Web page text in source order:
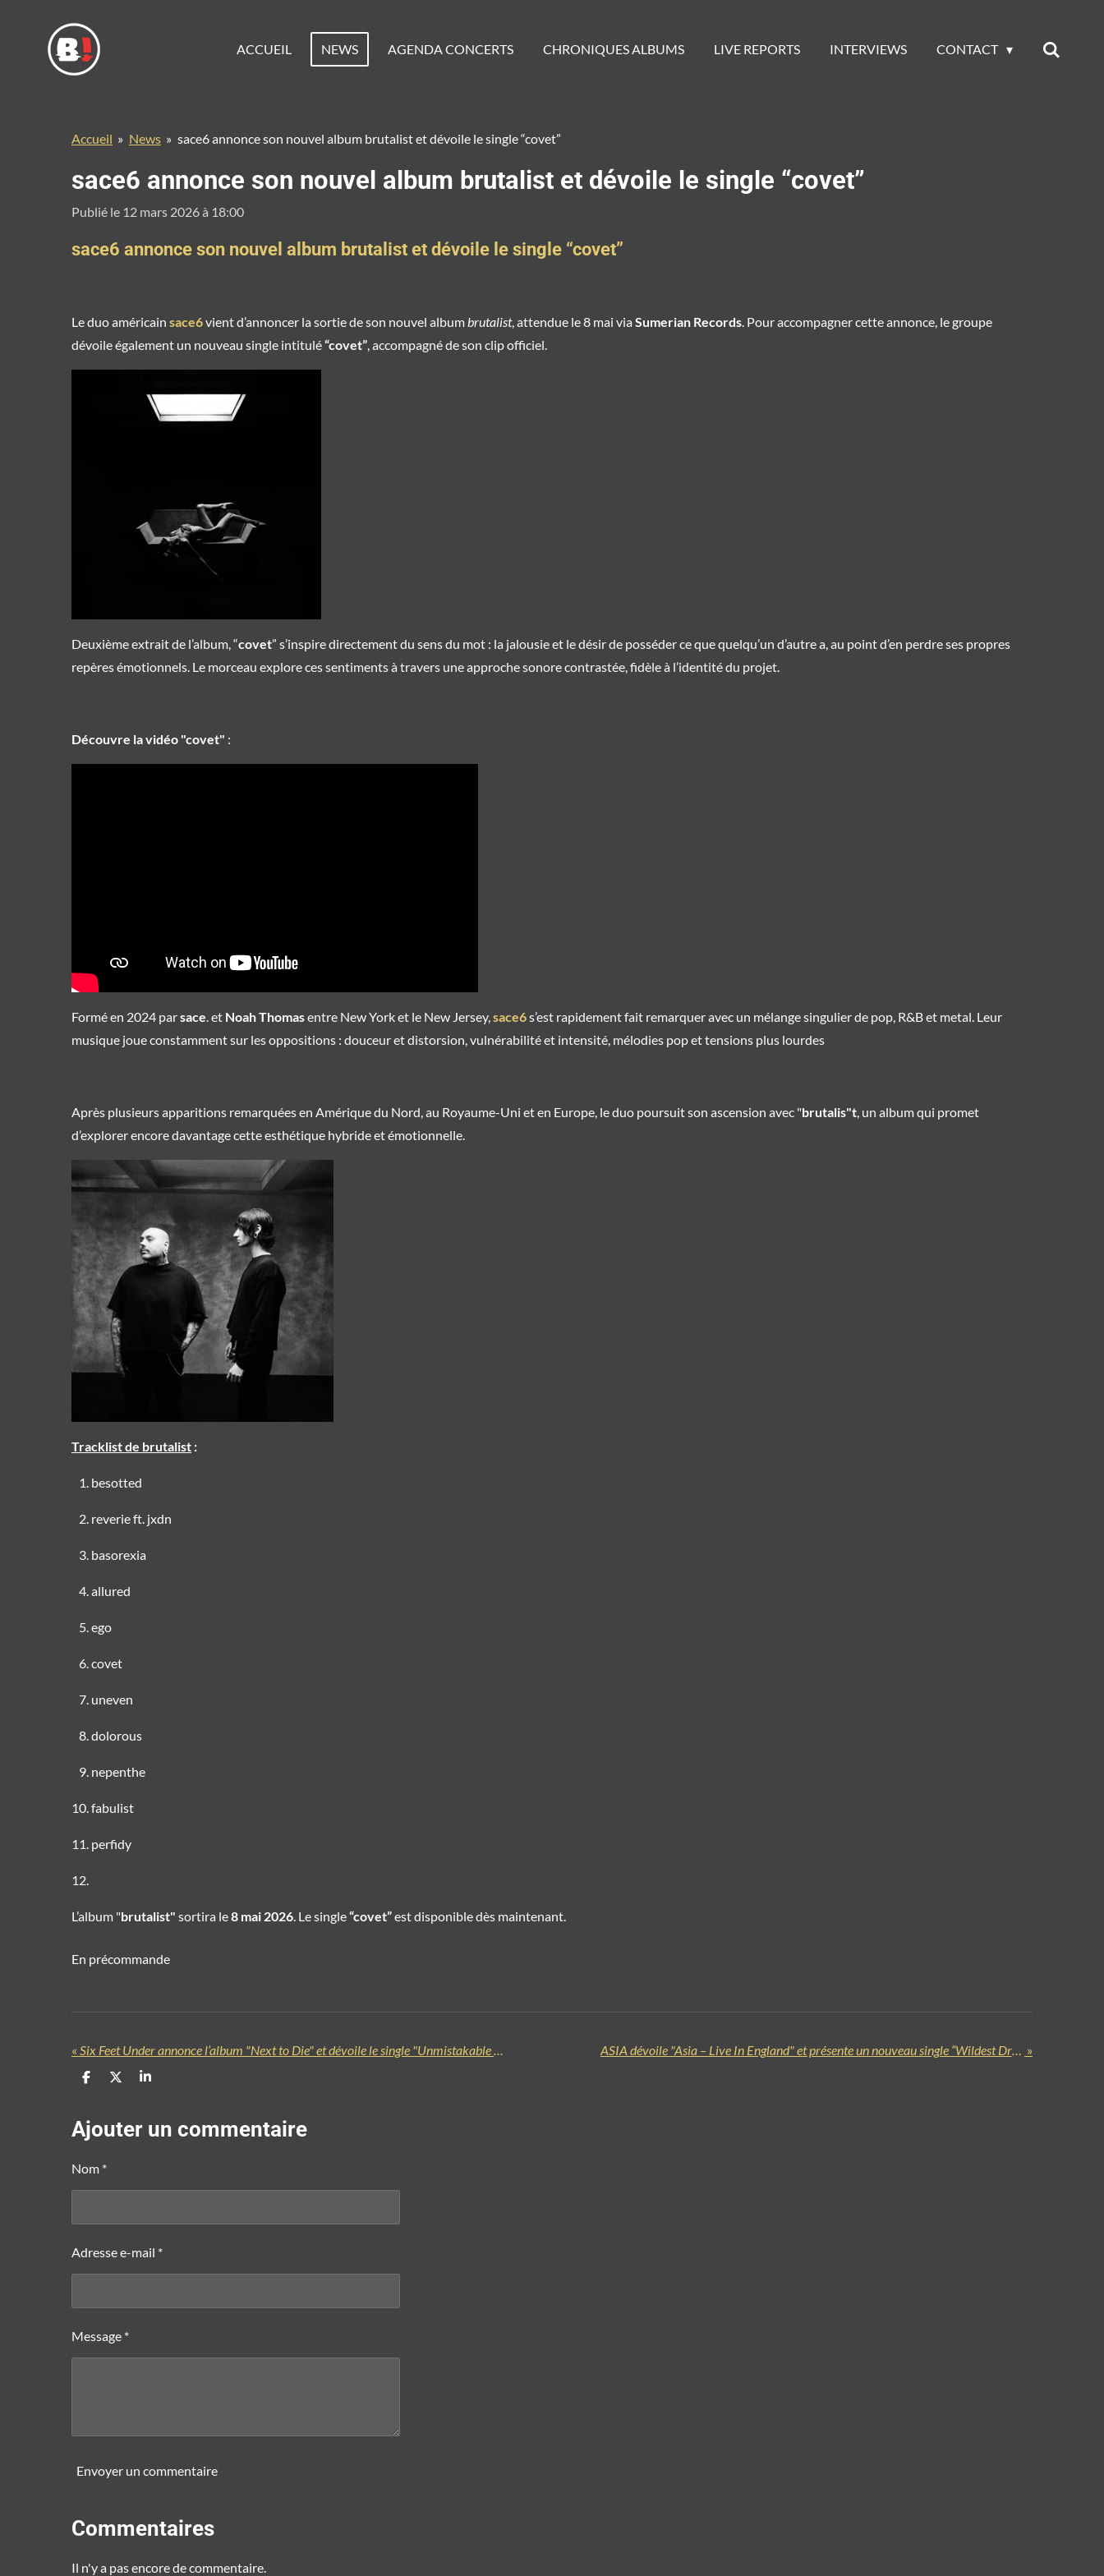
contenu
ACCUEIL NEWS AGENDA CONCERTS CHRONIQUES ALBUMS LIVE REPORTS INTERVIEWS CONTACT
Accueil » News » sace6 annonce son nouvel album brutalist et dévoile le single “covet”
sace6 annonce son nouvel album brutalist et dévoile le single “covet”
Publié le 12 mars 2026 à 18:00
sace6 annonce son nouvel album brutalist et dévoile le single “covet”
Le duo américain sace6vient d’annoncer la sortie de son nouvel albumbrutalist, attendue le 8 mai via Sumerian Records. Pour accompagner cette annonce, le groupe
dévoile également un nouveau single intitulé“covet”, accompagné de son clip officiel.
Deuxième extrait de l’album, “covet” s’inspire directement du sens du mot : la jalousie et le désir de posséder ce que quelqu’un d’autre a, au point d’en perdre ses propres
repères émotionnels. Le morceau explore ces sentiments à travers une approche sonore contrastée, fidèle à l’identité du projet.
Découvre la vidéo "covet" :
Formé en 2024 parsace. et Noah Thomasentre New York et le New Jersey,sace6s’est rapidement fait remarquer avec un mélange singulier de pop, R&B et metal. Leur
musique joue constamment sur les oppositions : douceur et distorsion, vulnérabilité et intensité, mélodies pop et tensions plus lourdes
Après plusieurs apparitions remarquées en Amérique du Nord, au Royaume-Uni et en Europe, le duo poursuit son ascension avec "brutalis"t, un album qui promet
d’explorer encore davantage cette esthétique hybride et émotionnelle.
Tracklist de brutalist :
besotted
reverie ft. jxdn
basorexia
allured
ego
covet
uneven
dolorous
nepenthe
fabulist
perfidy
L’album "brutalist" sortira le8 mai 2026. Le single“covet”est disponible dès maintenant.
En précommande
« Six Feet Under annonce l’album "Next to Die" et dévoile le single "Unmistakable Smell of Death" ASIA dévoile "Asia – Live In England" et présente un nouveau single “Wildest Dreams” »
P
t
a
r
P
t
a
P
a
Ajouter un commentaire
Nom *
Adresse e-mail *
Message *
Envoyer un commentaire
Commentaires
Il n'y a pas encore de commentaire.